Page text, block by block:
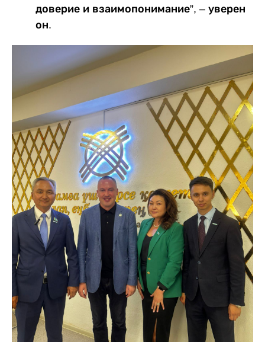
доверие и взаимопонимание”, – уверен
он.